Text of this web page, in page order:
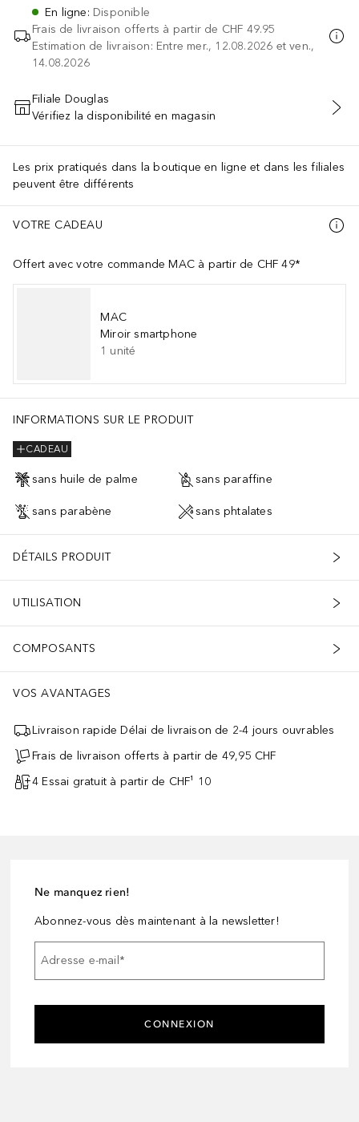
En ligne: Disponible
Frais de livraison offerts à partir de CHF 49.95
Estimation de livraison: Entre mer., 12.08.2026 et ven.,
14.08.2026
AJOUTER AU PANIER
Filiale Douglas
Vérifiez la disponibilité en magasin
Les prix pratiqués dans la boutique en ligne et dans les filiales
peuvent être différents
VOTRE CADEAU
Offert avec votre commande MAC à partir de CHF 49*
MAC
Miroir smartphone
1 unité
INFORMATIONS SUR LE PRODUIT
CADEAU
sans huile de palme sans paraffine
sans parabène sans phtalates
DÉTAILS PRODUIT
UTILISATION
COMPOSANTS
VOS AVANTAGES
Livraison rapide Délai de livraison de 2-4 jours ouvrables
Frais de livraison offerts à partir de 49,95 CHF
4 Essai gratuit à partir de CHF¹ 10
Ne manquez rien!
Abonnez-vous dès maintenant à la newsletter!
Adresse e-mail*
CONNEXION